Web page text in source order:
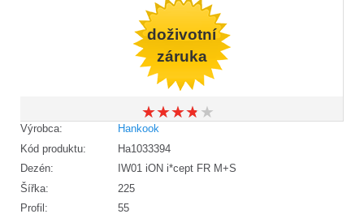
doživotní
záruka
★★★★★
★★★★★
Výrobca:
Hankook
Kód produktu:
Ha1033394
Dezén:
IW01 iON i*cept FR M+S
Šířka:
225
Profil:
55